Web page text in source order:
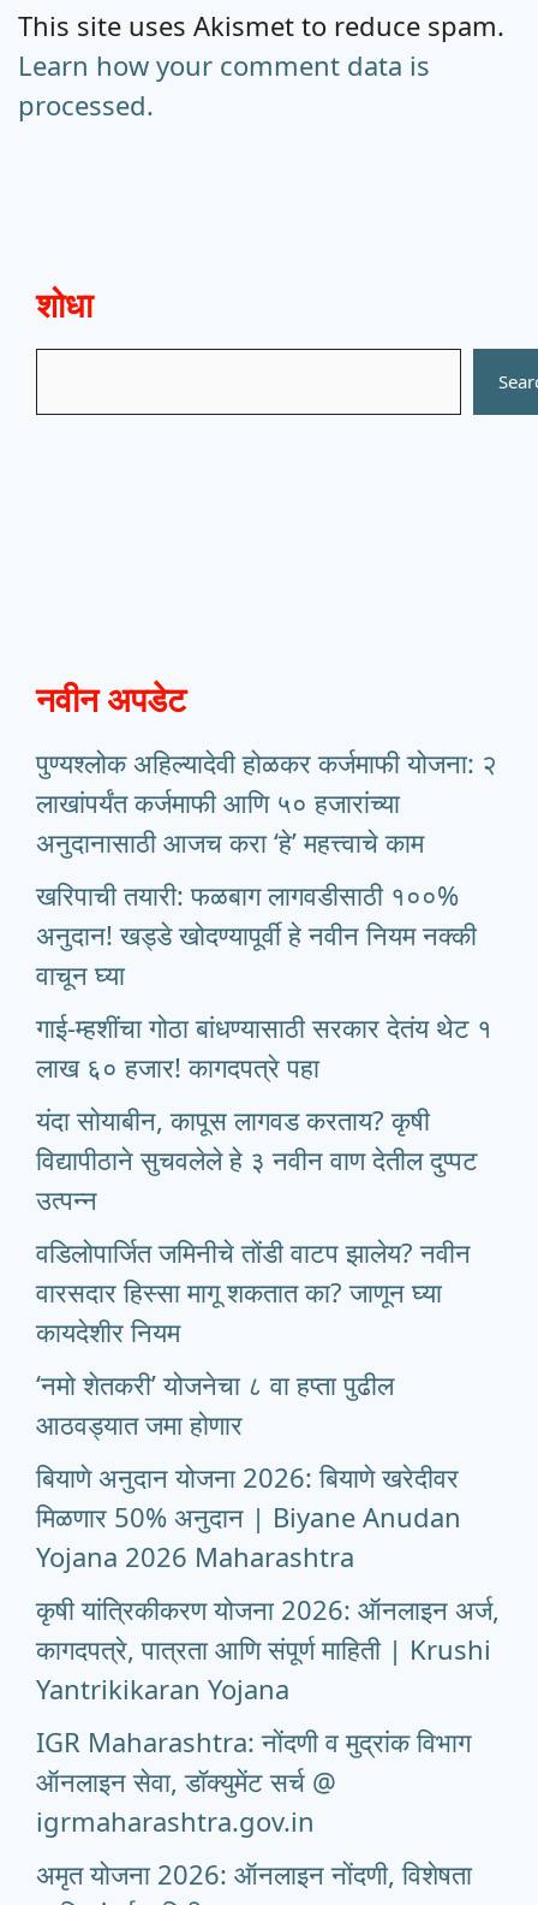
This site uses Akismet to reduce spam.
Learn how your comment data is
processed.
शोधा
नवीन अपडेट
पुण्यश्लोक अहिल्यादेवी होळकर कर्जमाफी योजना: २
लाखांपर्यंत कर्जमाफी आणि ५० हजारांच्या
अनुदानासाठी आजच करा ‘हे’ महत्त्वाचे काम
खरिपाची तयारी: फळबाग लागवडीसाठी १००%
अनुदान! खड्डे खोदण्यापूर्वी हे नवीन नियम नक्की
वाचून घ्या
गाई-म्हशींचा गोठा बांधण्यासाठी सरकार देतंय थेट १
लाख ६० हजार! कागदपत्रे पहा
यंदा सोयाबीन, कापूस लागवड करताय? कृषी
विद्यापीठाने सुचवलेले हे ३ नवीन वाण देतील दुप्पट
उत्पन्न
वडिलोपार्जित जमिनीचे तोंडी वाटप झालेय? नवीन
वारसदार हिस्सा मागू शकतात का? जाणून घ्या
कायदेशीर नियम
‘नमो शेतकरी’ योजनेचा ८ वा हप्ता पुढील
आठवड्यात जमा होणार
बियाणे अनुदान योजना 2026: बियाणे खरेदीवर
मिळणार 50% अनुदान | Biyane Anudan
Yojana 2026 Maharashtra
कृषी यांत्रिकीकरण योजना 2026: ऑनलाइन अर्ज,
कागदपत्रे, पात्रता आणि संपूर्ण माहिती | Krushi
Yantrikikaran Yojana
IGR Maharashtra: नोंदणी व मुद्रांक विभाग
ऑनलाइन सेवा, डॉक्युमेंट सर्च @
igrmaharashtra.gov.in
अमृत योजना 2026: ऑनलाइन नोंदणी, विशेषता